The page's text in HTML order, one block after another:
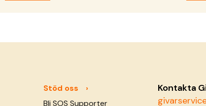
Stöd oss
Bli SOS Supporter
Kontakta